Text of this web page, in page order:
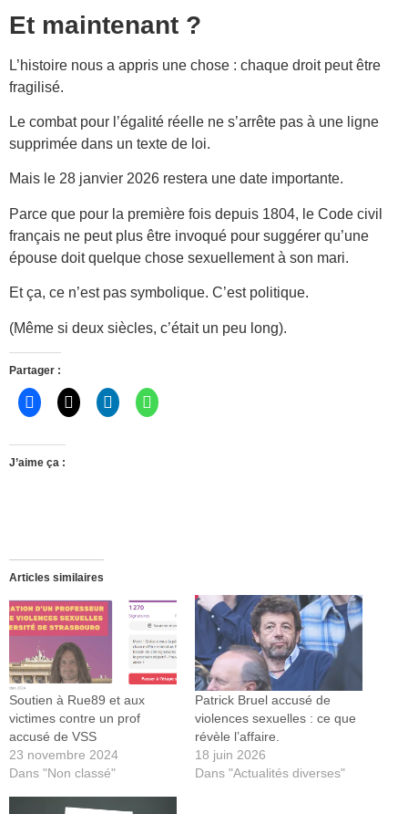
Et maintenant ?
L’histoire nous a appris une chose : chaque droit peut être
fragilisé.
Le combat pour l’égalité réelle ne s’arrête pas à une ligne
supprimée dans un texte de loi.
Mais le 28 janvier 2026 restera une date importante.
Parce que pour la première fois depuis 1804, le Code civil
français ne peut plus être invoqué pour suggérer qu’une
épouse doit quelque chose sexuellement à son mari.
Et ça, ce n’est pas symbolique. C’est politique.
(Même si deux siècles, c’était un peu long).
Partager :
J’aime ça :
Articles similaires
Soutien à Rue89 et aux
victimes contre un prof
accusé de VSS
23 novembre 2024
Dans "Non classé"
Patrick Bruel accusé de
violences sexuelles : ce que
révèle l’affaire.
18 juin 2026
Dans "Actualités diverses"